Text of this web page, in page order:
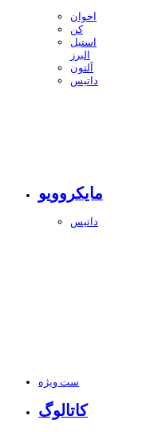
اخوان
کن
استیل
البرز
آلتون
داتیس
مایکروویو
داتیس
ست ویژه
کاتالوگ